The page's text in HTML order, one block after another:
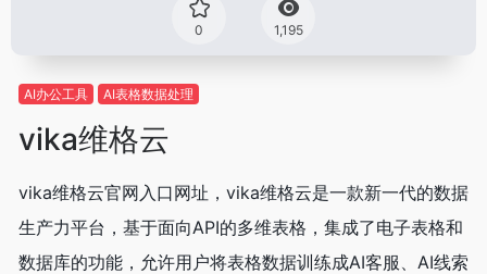
0 1,195
AI办公工具 AI表格数据处理
vika维格云
vika维格云官网入口网址，vika维格云是一款新一代的数据
生产力平台，基于面向API的多维表格，集成了电子表格和
数据库的功能，允许用户将表格数据训练成AI客服、AI线索